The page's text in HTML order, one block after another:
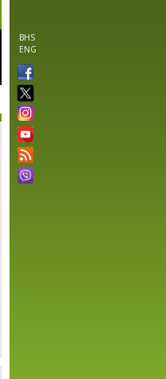
BHS
ENG